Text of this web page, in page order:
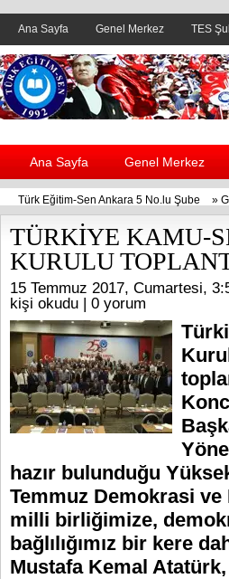
Ana Sayfa Genel Merkez TES
Ana Sayfa Genel Merkez
Türk Eğitim-Sen Ankara 5 No.lu Şube »
TÜRKİYE KAMU-
KURULU
15 Temmuz 2017, Cumartesi,
kişi okudu | 0 yorum
hazır bulunduğu
Temmuz Demokrasi
milli birliğimize,
bağlılığımız bir kere
Mustafa Kemal